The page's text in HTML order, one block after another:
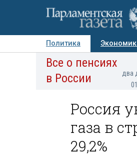
Политика
Авторы Персоны
Все о пенсиях
в России
два
Россия
газа в
29,2%